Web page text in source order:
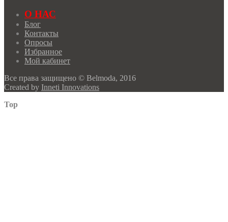
О НАС
Блог
Контакты
Опросы
Избранное
Мой кабинет
Все права защищено © Belmoda, 2016
Created by Inneti Innovations
Top